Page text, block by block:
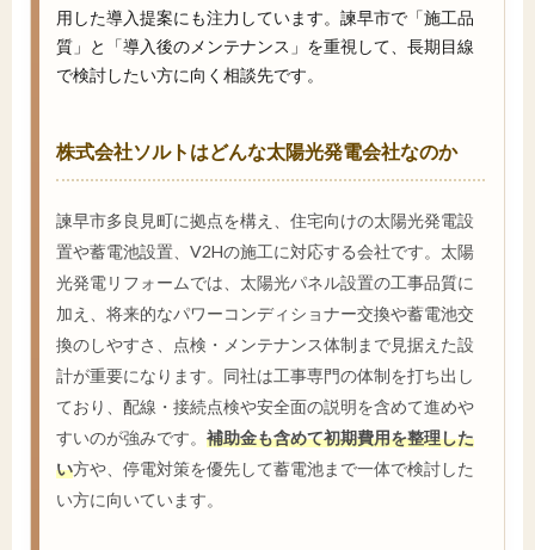
用した導入提案にも注力しています。諫早市で「施工品
質」と「導入後のメンテナンス」を重視して、長期目線
で検討したい方に向く相談先です。
株式会社ソルトはどんな太陽光発電会社なのか
諫早市多良見町に拠点を構え、住宅向けの太陽光発電設
置や蓄電池設置、V2Hの施工に対応する会社です。太陽
光発電リフォームでは、太陽光パネル設置の工事品質に
加え、将来的なパワーコンディショナー交換や蓄電池交
換のしやすさ、点検・メンテナンス体制まで見据えた設
計が重要になります。同社は工事専門の体制を打ち出し
ており、配線・接続点検や安全面の説明を含めて進めや
すいのが強みです。 補助金も含めて初期費用を整理した
い方や、停電対策を優先して蓄電池まで一体で検討した
い方に向いています。